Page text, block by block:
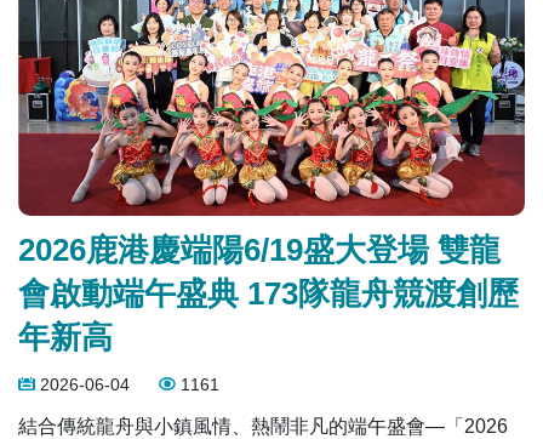
聚鹿港 🔹恭迎龍山寺龍王尊神、天后宮水仙尊王出巡遶境
🔹龍舟盛大踩街，藝陣隊伍隨行 🔹龍王祭典暨龍舟開光點
睛儀式 🔹戰鼓、醒獅、民俗藝陣等精彩演出 🔹鹿港公會堂
定點表演
2026鹿港慶端陽6/19盛大登場 雙龍
會啟動端午盛典 173隊龍舟競渡創歷
年新高
2026-06-04 1161
結合傳統龍舟與小鎮風情、熱鬧非凡的端午盛會—「2026